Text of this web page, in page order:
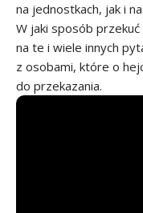
na jednostkach, jak i
W jaki sposób
na te i wiele innych
z osobami, które o
do przekazania.